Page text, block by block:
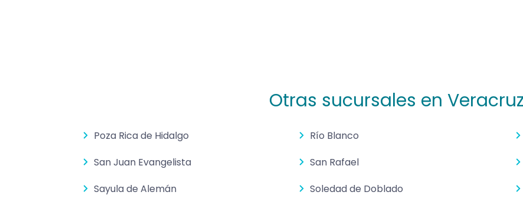
Otras sucursales en Veracruz
Poza Rica de Hidalgo Río Blanco
San Juan Evangelista
San Rafael
Sayula de Alemán
Soledad de Doblado